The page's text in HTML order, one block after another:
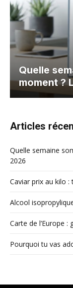
Quelle
moment ?
Articles
Quelle semaine
2026
Caviar prix au kilo
Alcool
Carte de l’Europe
Pourquoi tu vas